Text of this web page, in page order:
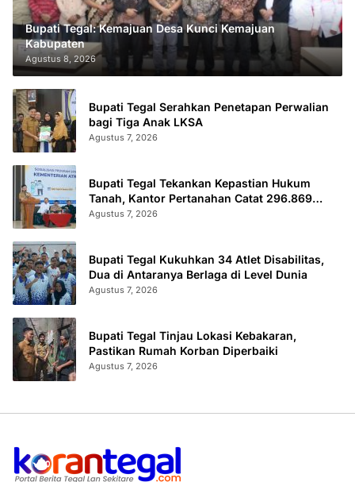
Bupati Tegal: Kemajuan Desa Kunci Kemajuan
Kabupaten
Agustus 8, 2026
Bupati Tegal Serahkan Penetapan Perwalian
bagi Tiga Anak LKSA
Agustus 7, 2026
Bupati Tegal Tekankan Kepastian Hukum
Tanah, Kantor Pertanahan Catat 296.869
Sertifikat Terbit
Agustus 7, 2026
Bupati Tegal Kukuhkan 34 Atlet Disabilitas,
Dua di Antaranya Berlaga di Level Dunia
Agustus 7, 2026
Bupati Tegal Tinjau Lokasi Kebakaran,
Pastikan Rumah Korban Diperbaiki
Agustus 7, 2026